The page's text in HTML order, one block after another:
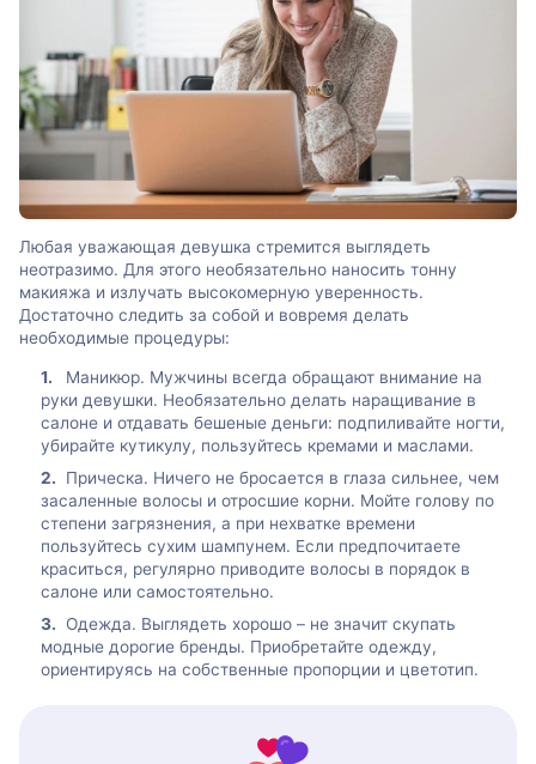
Любая уважающая девушка стремится выглядеть
неотразимо. Для этого необязательно наносить тонну
макияжа и излучать высокомерную уверенность.
Достаточно следить за собой и вовремя делать
необходимые процедуры:
Маникюр. Мужчины всегда обращают внимание на
руки девушки. Необязательно делать наращивание в
салоне и отдавать бешеные деньги: подпиливайте ногти,
убирайте кутикулу, пользуйтесь кремами и маслами.
Прическа. Ничего не бросается в глаза сильнее, чем
засаленные волосы и отросшие корни. Мойте голову по
степени загрязнения, а при нехватке времени
пользуйтесь сухим шампунем. Если предпочитаете
краситься, регулярно приводите волосы в порядок в
салоне или самостоятельно.
Одежда. Выглядеть хорошо – не значит скупать
модные дорогие бренды. Приобретайте одежду,
ориентируясь на собственные пропорции и цветотип.